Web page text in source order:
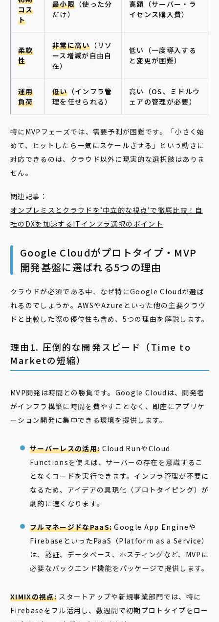
コス
ト
最小限（使った分
だけ）
高額（サーバー・ラ
イセンス購入費）
柔軟
性
非常に高い（リソ
ース増減が自由自
在）
低い（一度導入する
と変更が困難）
運用
負荷
低い（インフラ管
理を任せられる）
高い（OS、ミドルウ
ェアの管理が必要）
特にMVPフェーズでは、需要予測が困難です。「小さく始
めて、ヒットしたら一気にスケールさせる」という動きに
対応できるのは、クラウド以外に現実的な選択肢はありま
せん。
関連記事：
オンプレミス とクラウドを’中立的な視点’で徹底比較！自
社のDXを加速するITインフラ選択のポイント
Google Cloudがプロトタイプ・MVP
開発基盤に選ばれる5つの理由
クラウドが必須である中、なぜ特にGoogle Cloudが選ば
れるのでしょうか。AWSやAzureといった他の主要クラウ
ドと比較した際の優位性も含め、5つの理由を解説します。
理由1. 圧倒的な開発スピード（Time to
Marketの短縮）
MVP開発は時間との勝負です。Google Cloudは、開発者
がインフラ構築に時間を費やすことなく、即座にアプリケ
ーション開発に集中できる環境を提供します。
サーバーレスの活用: Cloud RunやCloud
Functionsを使えば、サーバーの存在を意識するこ
となくコードを実行できます。インフラ管理が不要に
なるため、アイデアの具現化（プロトタイピング）が
劇的に速くなります。
フルマネージドなPaaS: Google App Engineや
FirebaseといったPaaS（Platform as a Service）
は、認証、データベース、ホスティングなど、MVPに
必要なバックエンド機能をパッケージで提供します。
XIMIXの視点:スタートアップや新規事業部門では、特に
Firebaseをフル活用し、数週間で初期プロトタイプをロー